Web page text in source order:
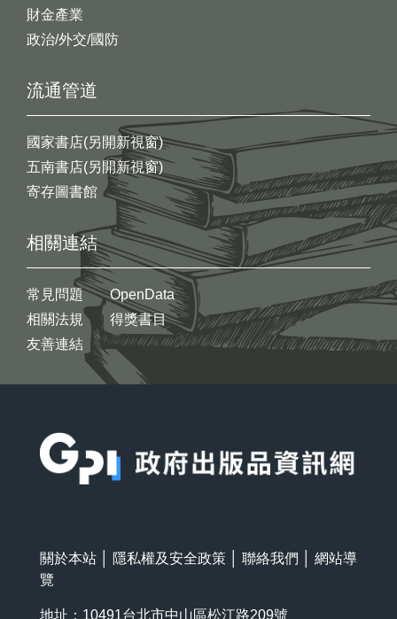
財金產業
政治/外交/國防
流通管道
國家書店(另開新視窗)
五南書店(另開新視窗)
寄存圖書館
相關連結
常見問題
相關法規
友善連結
OpenData
得獎書目
關於本站 隱私權及安全政策 聯絡我們
網站導
覽
地址：10491台北市中山區松江路209號